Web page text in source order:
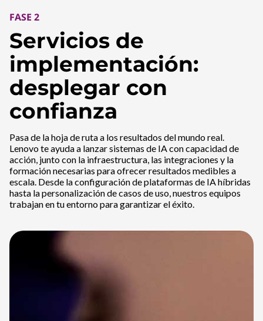
FASE 2
Servicios de
implementación:
desplegar con
confianza
Pasa de la hoja de ruta a los resultados del mundo real.
Lenovo te ayuda a lanzar sistemas de IA con capacidad de
acción, junto con la infraestructura, las integraciones y la
formación necesarias para ofrecer resultados medibles a
escala. Desde la configuración de plataformas de IA híbridas
hasta la personalización de casos de uso, nuestros equipos
trabajan en tu entorno para garantizar el éxito.